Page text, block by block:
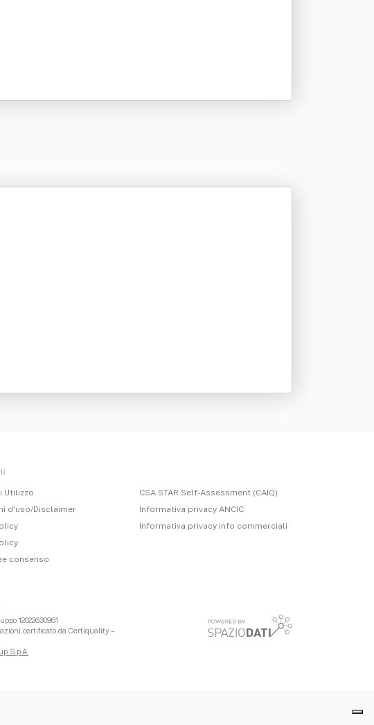
Utilizzo
d'uso/Disclaimer
consenso
CSA STAR Self-Assessment (CAIQ)
Informativa privacy ANCIC
Informativa privacy info commerciali
12022630961
certificato da Certiquality –
S.p.A.